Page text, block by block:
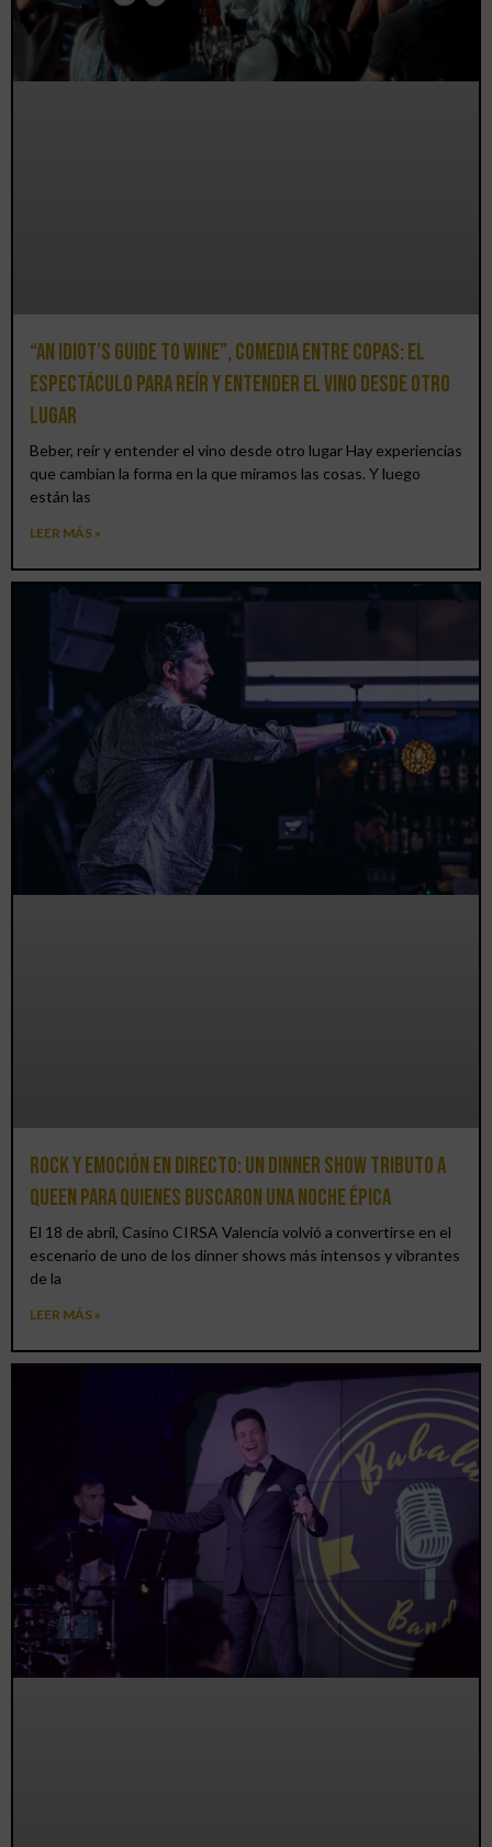
“An Idiot’s Guide to Wine”, comedia entre copas: el
espectáculo para reír y entender el vino desde otro
lugar
Beber, reír y entender el vino desde otro lugar Hay experiencias
que cambian la forma en la que miramos las cosas. Y luego
están las
LEER MÁS »
Rock y emoción en directo: un Dinner Show Tributo a
Queen para quienes buscaron una noche épica
El 18 de abril, Casino CIRSA Valencia volvió a convertirse en el
escenario de uno de los dinner shows más intensos y vibrantes
de la
LEER MÁS »